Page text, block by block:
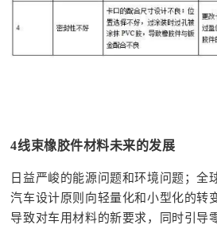
4线束橡胶件材料未来的发展
日益严峻的能源问题和环境问题；全
汽车设计原则向轻量化和小型化的转
导致对车用材料的新要求，同时引导